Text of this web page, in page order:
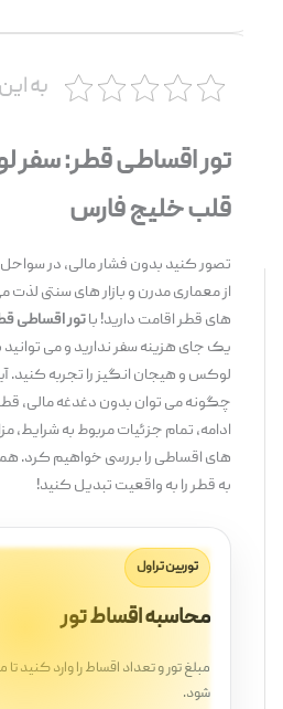
به این tour امتیاز دهید
تور اقساطی قطر: سفر
قلب خلیج فارس
تصور کنید بدون فشار مالی، در سواحل
از معماری مدرن و بازار های سنتی لذت می
‌های قطر اقامت دارید! باتور اقساطی قطر
یک‌ جای هزینه سفر ندارید و می ‌توانید با
لوکس و هیجان ‌انگیز را تجربه کنید. آیا می
چگونه می ‌توان بدون دغدغه مالی، قطر را از
ادامه، تمام جزئیات مربوط به شرایط، مزایا و
های اقساطی را بررسی خواهیم کرد. همراه ما
به قطر را به واقعیت تبدیل کنید!
توربین تراول
محاسبه اقساط تور
مبلغ تور و تعداد اقساط را وارد کنید تا